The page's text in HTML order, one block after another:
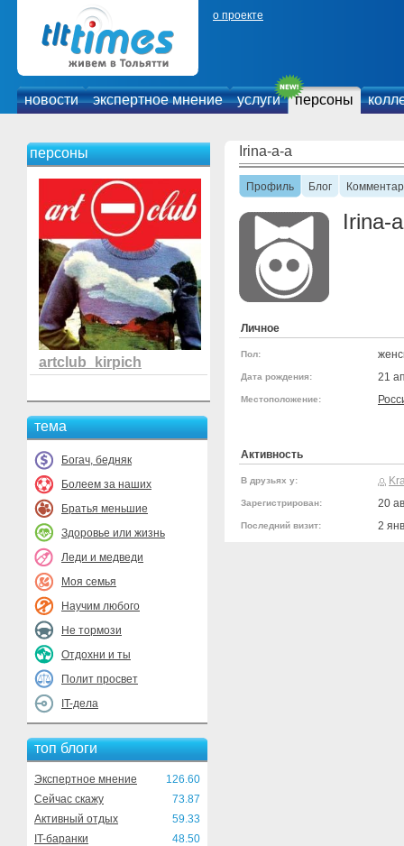
о проекте
новости экспертное мнение услуги персоны
персоны
artclub_kirpich
тема
Богач, бедняк
Болеем за наших
Братья меньшие
Здоровье или жизнь
Леди и медведи
Моя семья
Научим любого
Не тормози
Отдохни и ты
Полит просвет
IT-дела
топ блоги
Экспертное мнение
126.60
Сейчас скажу
73.87
Активный отдых
59.33
IT-баранки
48.50
Irina-a-a
Профиль Блог
Irina-
Личное
Пол:
Дата рождения: 21
Местоположение:
Активность
В друзьях у:
Зарегистрирован: 20
Последний визит: 2